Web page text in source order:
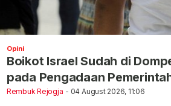
Opini
Boikot Israel Sudah di
pada Pengadaan
Rembuk Rejogja - 04 August 2026, 11:06